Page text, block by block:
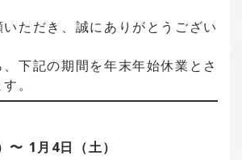
ただき、誠にありがとうござい
下記の期間を年末年始休業とさ
。
〜 1月4日（土）